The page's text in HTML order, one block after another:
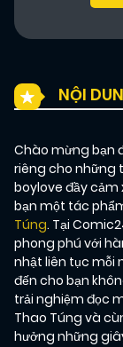
NỘI
Chào mừng bạn
riêng cho những
boylove đầy cảm
bạn một tác
Túng. Tại
phong phú với
nhật liên tục mỗi
đến cho bạn
trải nghiệm đọc
Thao Túng và
hưởng những